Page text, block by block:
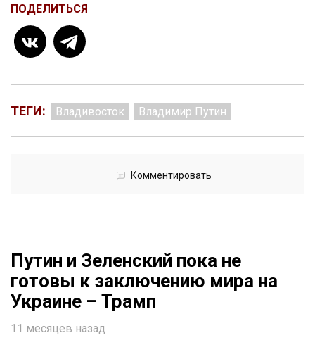
ПОДЕЛИТЬСЯ
ТЕГИ: Владивосток Владимир Путин
Комментировать
Путин и Зеленский пока не
готовы к заключению мира на
Украине – Трамп
11 месяцев назад